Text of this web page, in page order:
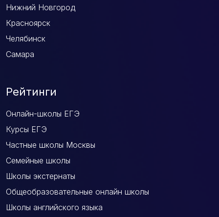
Нижний Новгород
Красноярск
Челябинск
Самара
Рейтинги
Онлайн-школы ЕГЭ
Курсы ЕГЭ
Частные школы Москвы
Семейные школы
Школы экстернаты
Общеобразовательные онлайн школы
Школы английского языка